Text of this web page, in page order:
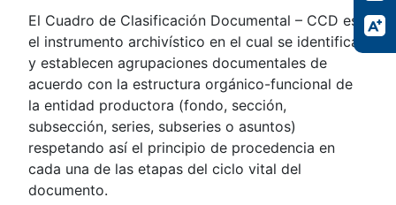
El Cuadro de Clasificación Documental – CCD es
el instrumento archivístico en el cual se identifican
y establecen agrupaciones documentales de
acuerdo con la estructura orgánico-funcional de
la entidad productora (fondo, sección,
subsección, series, subseries o asuntos)
respetando así el principio de procedencia en
cada una de las etapas del ciclo vital del
documento.